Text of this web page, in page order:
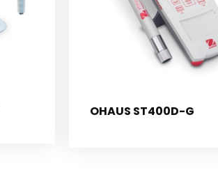
OHAUS ST400D-G